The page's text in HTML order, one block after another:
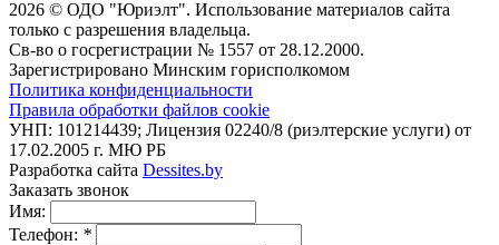
2026 © ОДО "Юриэлт". Использование материалов сайта
только с разрешения владельца.
Св-во о госрегистрации № 1557 от 28.12.2000.
Зарегистрировано Минским горисполкомом
Политика конфиденциальности
Правила обработки файлов cookie
УНП: 101214439; Лицензия 02240/8 (риэлтерские услуги) от
17.02.2005 г. МЮ РБ
Разработка сайта Dessites.by
Заказать звонок
Имя:
Телефон: *